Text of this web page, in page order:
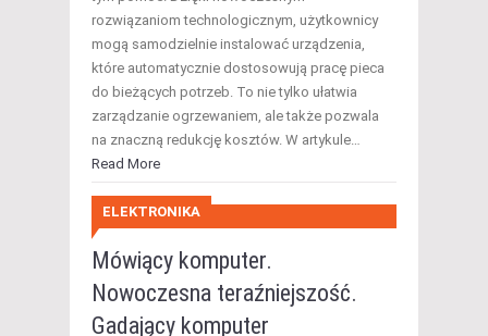
rozwiązaniom technologicznym, użytkownicy
mogą samodzielnie instalować urządzenia,
które automatycznie dostosowują pracę pieca
do bieżących potrzeb. To nie tylko ułatwia
zarządzanie ogrzewaniem, ale także pozwala
na znaczną redukcję kosztów. W artykule…
Read More
ELEKTRONIKA
Mówiący komputer.
Nowoczesna teraźniejszość.
Gadający komputer